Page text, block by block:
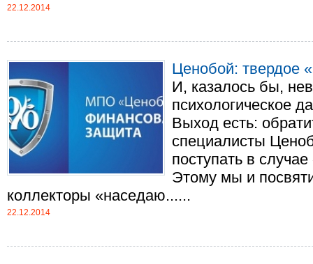
22.12.2014
Ценобой: твердое
И, казалось бы,
психологическое
Выход есть:
специалисты
поступать в
Этому мы и
коллекторы «наседаю......
22.12.2014